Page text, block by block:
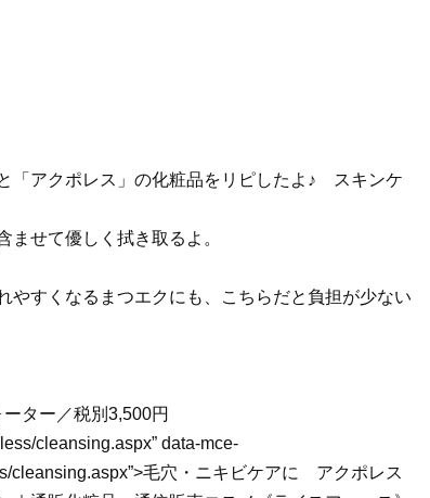
ませて優しく拭き取るよ。
やすくなるまつエクにも、こちらだと負担が少ない
ター／税別3,500円
cleansing.aspx” data-mce-
cleansing.aspx”>毛穴・ニキビケアに アクポレス